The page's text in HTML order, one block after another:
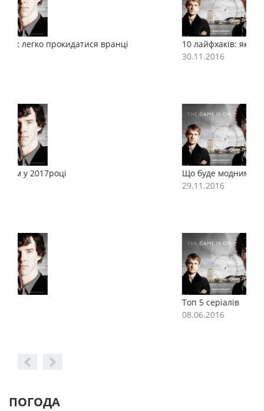
10 лайфхаків: як легко прокидатися вранці
Що буде модним у 2017році
ПОГОДА